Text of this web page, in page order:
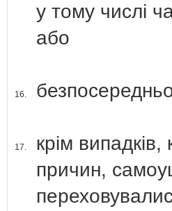
у тому числі
або
16.
17.
крім
причин,